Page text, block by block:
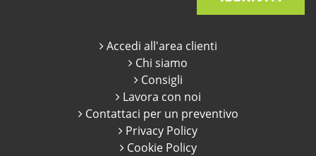
Accedi all'area clienti
Chi siamo
Consigli
Lavora con noi
Contattaci per un preventivo
Privacy Policy
Cookie Policy